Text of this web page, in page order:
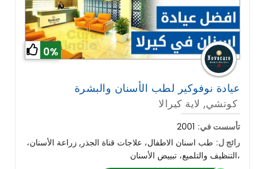
0%
كوتشي, لاية كيرالا
تأسست في: 2001
رائج ل: طب اسنان الاطفال، علاجات قناة الجذر, زراعة الأسنان،
التنظيف والتلميع، تبييض الأسنان،